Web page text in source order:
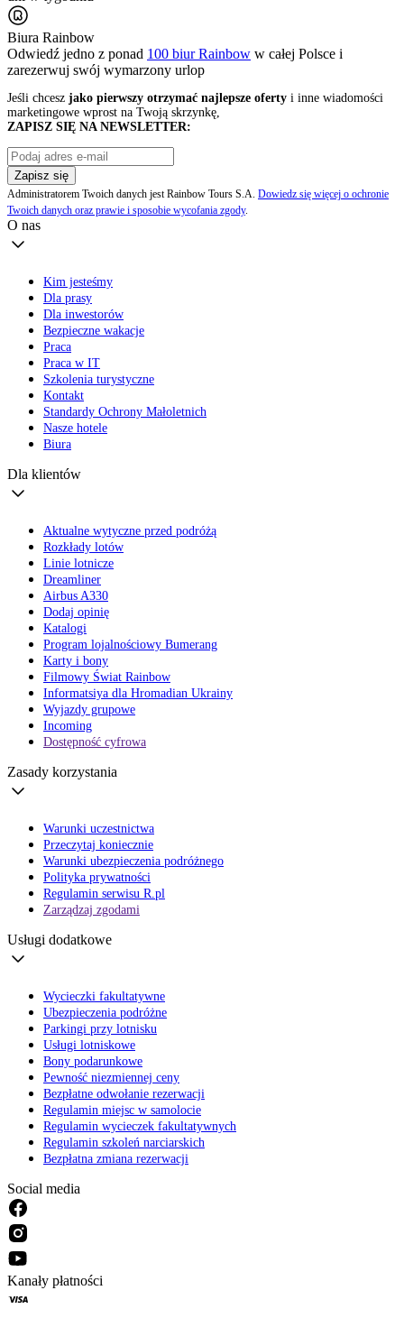
Biura Rainbow
Odwiedź jedno z ponad 100 biur Rainbow w całej Polsce i
zarezerwuj swój wymarzony urlop
Jeśli chcesz jako pierwszy otrzymać najlepsze oferty i inne wiadomości
marketingowe wprost na Twoją skrzynkę,
ZAPISZ SIĘ NA NEWSLETTER:
Zapisz się
Administratorem Twoich danych jest Rainbow Tours S.A. Dowiedz się więcej o ochronie
Twoich danych oraz prawie i sposobie wycofania zgody.
O nas
Kim jesteśmy
Dla prasy
Dla inwestorów
Bezpieczne wakacje
Praca
Praca w IT
Szkolenia turystyczne
Kontakt
Standardy Ochrony Małoletnich
Nasze hotele
Biura
Dla klientów
Aktualne wytyczne przed podróżą
Rozkłady lotów
Linie lotnicze
Dreamliner
Airbus A330
Dodaj opinię
Katalogi
Program lojalnościowy Bumerang
Karty i bony
Filmowy Świat Rainbow
Informatsiya dla Hromadian Ukrainy
Wyjazdy grupowe
Incoming
Dostępność cyfrowa
Zasady korzystania
Warunki uczestnictwa
Przeczytaj koniecznie
Warunki ubezpieczenia podróżnego
Polityka prywatności
Regulamin serwisu R.pl
Zarządzaj zgodami
Usługi dodatkowe
Wycieczki fakultatywne
Ubezpieczenia podróżne
Parkingi przy lotnisku
Usługi lotniskowe
Bony podarunkowe
Pewność niezmiennej ceny
Bezpłatne odwołanie rezerwacji
Regulamin miejsc w samolocie
Regulamin wycieczek fakultatywnych
Regulamin szkoleń narciarskich
Bezpłatna zmiana rezerwacji
Social media
Kanały płatności